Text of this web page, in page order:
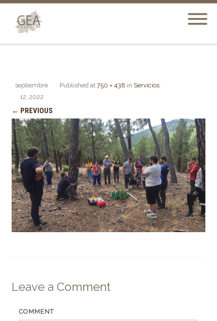
Published
septiembre
12, 2022
at 750 × 438 in Servicios.
← PREVIOUS
Leave a Comment
COMMENT